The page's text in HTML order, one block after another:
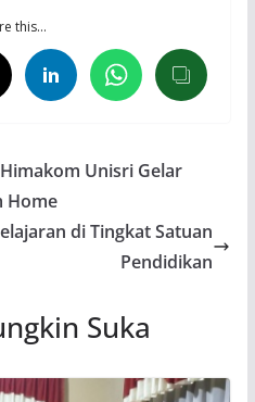
this…
Unisri Gelar
Home
di Tingkat Satuan
Pendidikan
Suka